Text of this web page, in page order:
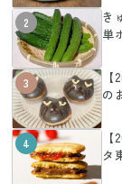
2
き
単
3
の
4
タ